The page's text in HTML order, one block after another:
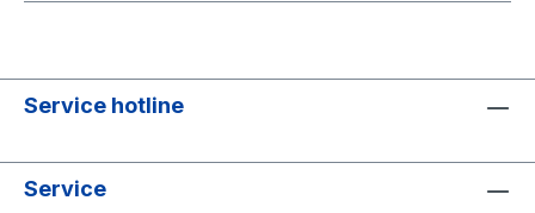
Service hotline
Service